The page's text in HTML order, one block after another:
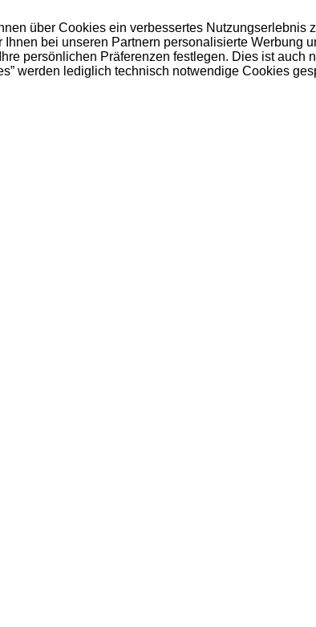
über Cookies ein verbessertes Nutzungserlebnis
bei unseren Partnern personalisierte Werbung
persönlichen Präferenzen festlegen. Dies ist auch
werden lediglich technisch notwendige Cookies